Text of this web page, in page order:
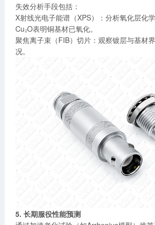
失效分析手段包括：
X射线光电子能谱（XPS）：分析氧化层化
Cu₂O表明铜基材已氧化。
聚焦离子束（FIB）切片：观察镀层与基材
况。
5. 长期服役性能预测